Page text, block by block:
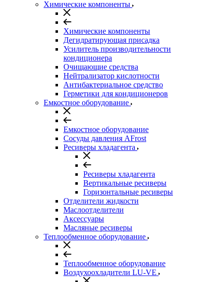
Химические компоненты
Химические компоненты
Дегидратирующая присадка
Усилитель производительности
кондиционера
Очищающие средства
Нейтрализатор кислотности
Антибактериальное средство
Герметики для кондиционеров
Емкостное оборудование
Емкостное оборудование
Сосуды давления AFrost
Ресиверы хладагента
Ресиверы хладагента
Вертикальные ресиверы
Горизонтальные ресиверы
Отделители жидкости
Маслоотделители
Аксессуары
Масляные ресиверы
Теплообменное оборудование
Теплообменное оборудование
Воздухоохладители LU-VE